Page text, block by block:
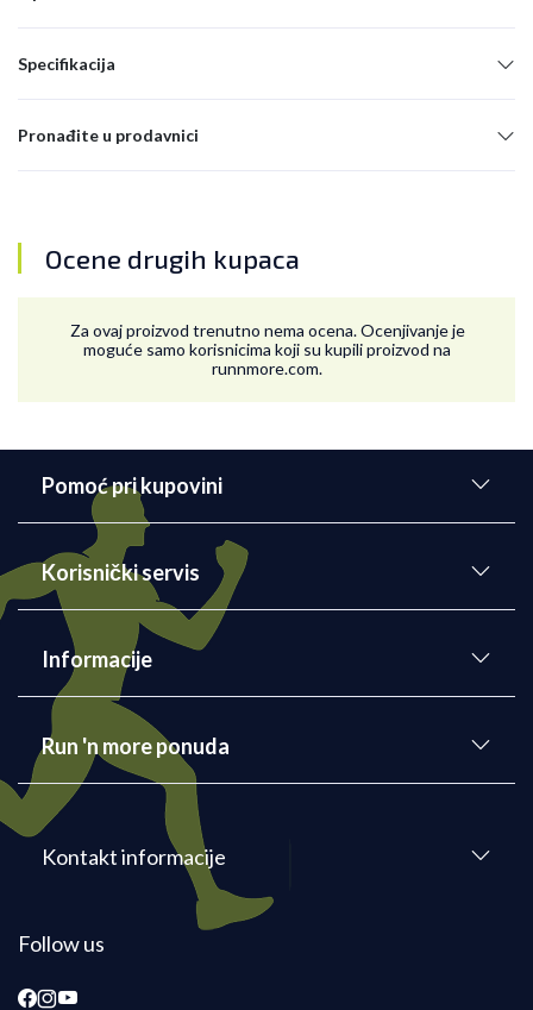
Specifikacija
Pronađite u prodavnici
Ocene drugih kupaca
Za ovaj proizvod trenutno nema ocena. Ocenjivanje je
moguće samo korisnicima koji su kupili proizvod na
runnmore.com.
Pomoć pri kupovini
Korisnički servis
Informacije
Run 'n more ponuda
Kontakt informacije
Follow us